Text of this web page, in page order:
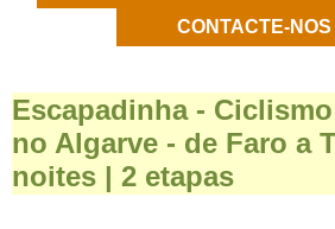
CONTACTE-NOS
Escapadinha -
no Algarve - de Faro a
noites | 2 etapas